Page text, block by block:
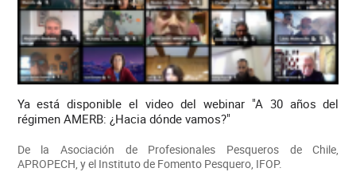
Ya está disponible el video del webinar "A 30 años del
régimen AMERB: ¿Hacia dónde vamos?"
De la Asociación de Profesionales Pesqueros de Chile,
APROPECH, y el Instituto de Fomento Pesquero, IFOP.